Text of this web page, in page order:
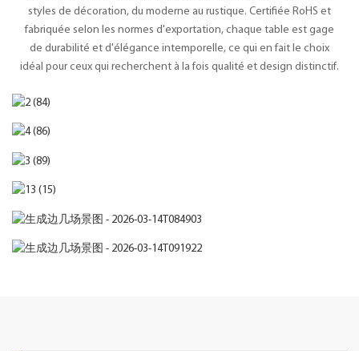
styles de décoration, du moderne au rustique. Certifiée RoHS et
fabriquée selon les normes d'exportation, chaque table est gage
de durabilité et d'élégance intemporelle, ce qui en fait le choix
idéal pour ceux qui recherchent à la fois qualité et design distinctif.